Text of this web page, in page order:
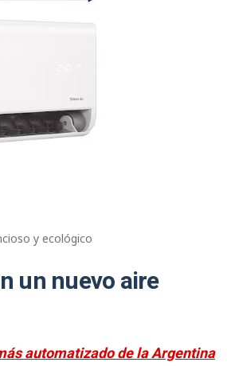
y ecológico
un nuevo aire
automatizado de la Argentina